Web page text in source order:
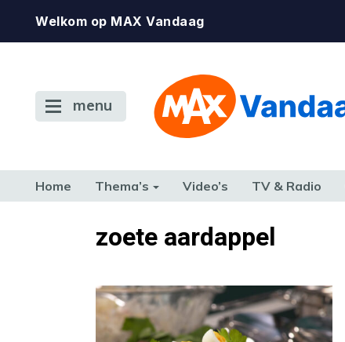
Welkom op MAX Vandaag
menu
Home Thema’s Video’s TV & Radio
TERUG NAAR TOENzoete aardappel